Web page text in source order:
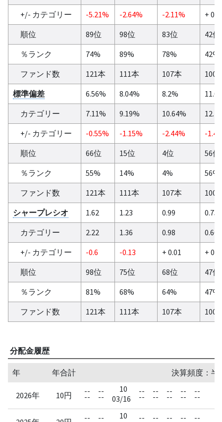
+/- カテゴリー
-5.21% -2.64% -2.11%
+
順位
89位 98位 83位
42位
％ランク
74% 89% 78%
42%
ファンド数
121本 111本 107本
100
標準偏差
6.56% 8.04% 8.2%
カテゴリー
7.11% 9.19% 10.64%
+/- カテゴリー
-0.55% -1.15% -2.44%
-
順位
66位 15位 4位
56位
％ランク
55% 14% 4%
56%
ファンド数
121本 111本 107本
100
シャープレシオ
1.62 1.23 0.99
0.75
カテゴリー
2.22 1.36 0.98
0.66
+/- カテゴリー
-0.6 -0.13 + 0.01
+
順位
98位 75位 68位
47位
％ランク
81% 68% 64%
47%
ファンド数
121本 111本 107本 100
分配金履歴
年 年合計 決算頻度：半
2026年 10円 --
--
--
--
10
03/16
--
--
--
--
--
--
--
--
--
--
-- --
10
-- -- -- -- --